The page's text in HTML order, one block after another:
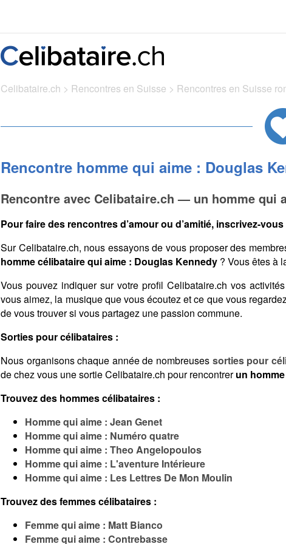
Celibataire.ch > Rencontres en Suisse > Rencontres en Suisse
Rencontre homme qui aime : Douglas
Rencontre avec Celibataire.ch — un homme qui
Pour faire des rencontres d’amour ou d’amitié, inscrivez-
Sur Celibataire.ch, nous essayons de vous proposer des
homme célibataire qui aime : Douglas Kennedy ? Vous êtes à
Vous pouvez indiquer sur votre profil Celibataire.ch vos
vous aimez, la musique que vous écoutez et ce que vous
de vous trouver si vous partagez une passion commune.
Sorties pour célibataires :
Nous organisons chaque année de nombreuses sorties pour
de chez vous une sortie Celibataire.ch pour rencontrerun
Trouvez des hommes célibataires :
Homme qui aime : Jean Genet
Homme qui aime : Numéro quatre
Homme qui aime : Theo Angelopoulos
Homme qui aime : L'aventure Intérieure
Homme qui aime : Les Lettres De Mon Moulin
Trouvez des femmes célibataires :
Femme qui aime : Matt Bianco
Femme qui aime : Contrebasse